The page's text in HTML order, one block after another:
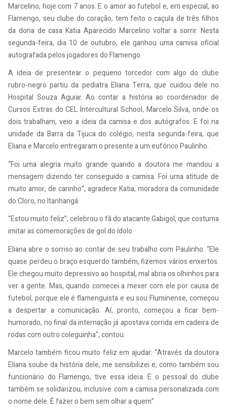
Marcelino, hoje com 7 anos. E o amor ao futebol e, em especial, ao
Flamengo, seu clube do coração, tem feito o caçula de três filhos
da dona de casa Katia Aparecido Marcelino voltar a sorrir. Nesta
segunda-feira, dia 10 de outubro, ele ganhou uma camisa oficial
autografada pelos jogadores do Flamengo.
A ideia de presentear o pequeno torcedor com algo do clube
rubro-negro partiu da pediatra Eliana Terra, que cuidou dele no
Hospital Souza Aguiar. Ao contar a história ao coordenador de
Cursos Extras do CEL Intercultural School, Marcelo Silva, onde os
dois trabalham, veio a ideia da camisa e dos autógrafos. E foi na
unidade da Barra da Tijuca do colégio, nesta segunda-feira, que
Eliana e Marcelo entregaram o presente a um eufórico Paulinho.
“Foi uma alegria muito grande quando a doutora me mandou a
mensagem dizendo ter conseguido a camisa. Foi uma atitude de
muito amor, de carinho”, agradece Katia, moradora da comunidade
do Cloro, no Itanhangá.
“Estou muito feliz”, celebrou o fã do atacante Gabigol, que costuma
imitar as comemorações de gol do ídolo.
Eliana abre o sorriso ao contar de seu trabalho com Paulinho. “Ele
quase perdeu o braço esquerdo também, fizemos vários enxertos.
Ele chegou muito depressivo ao hospital, mal abria os olhinhos para
ver a gente. Mas, quando comecei a mexer com ele por causa de
futebol, porque ele é flamenguista e eu sou Fluminense, começou
a despertar a comunicação. Aí, pronto, começou a ficar bem-
humorado, no final da internação já apostava corrida em cadeira de
rodas com outro coleguinha”, contou.
Marcelo também ficou muito feliz em ajudar: “Através da doutora
Eliana soube da história dele, me sensibilizei e, como também sou
funcionário do Flamengo, tive essa ideia. E o pessoal do clube
também se solidarizou, inclusive com a camisa personalizada com
o nome dele. É fazer o bem sem olhar a quem”.